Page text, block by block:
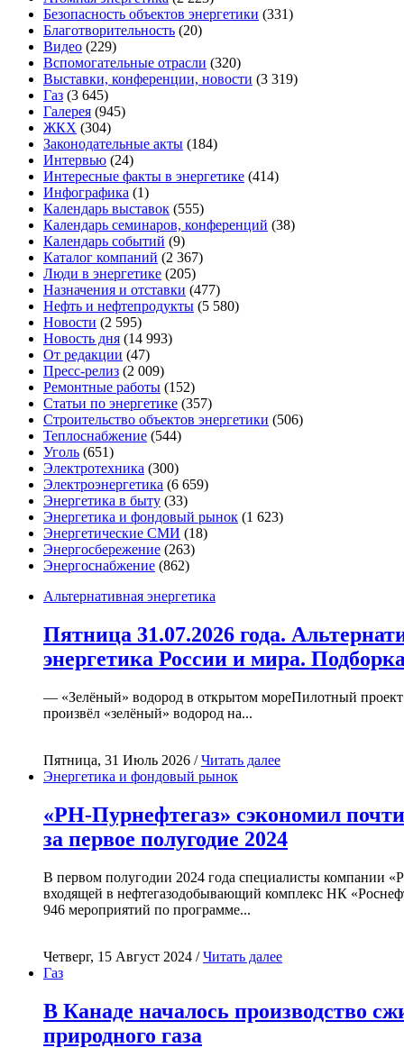
Безопасность объектов энергетики (331)
Благотворительность (20)
Видео (229)
Вспомогательные отрасли (320)
Выставки, конференции, новости (3 319)
Газ (3 645)
Галерея (945)
ЖКХ (304)
Законодательные акты (184)
Интервью (24)
Интересные факты в энергетике (414)
Инфографика (1)
Календарь выставок (555)
Календарь семинаров, конференций (38)
Календарь событий (9)
Каталог компаний (2 367)
Люди в энергетике (205)
Назначения и отставки (477)
Нефть и нефтепродукты (5 580)
Новости (2 595)
Новость дня (14 993)
От редакции (47)
Пресс-релиз (2 009)
Ремонтные работы (152)
Статьи по энергетике (357)
Строительство объектов энергетики (506)
Теплоснабжение (544)
Уголь (651)
Электротехника (300)
Электроэнергетика (6 659)
Энергетика в быту (33)
Энергетика и фондовый рынок (1 623)
Энергетические СМИ (18)
Энергосбережение (263)
Энергоснабжение (862)
Альтернативная энергетика
Пятница 31.07.2026 года.
энергетика России и мира.
— «Зелёный» водород в открытом мореПилотный
произвёл «зелёный» водород на...
Пятница, 31 Июль 2026 /Читать далее
Энергетика и фондовый рынок
«РН-Пурнефтегаз» сэкономил
за первое полугодие 2024
В первом полугодии 2024 года специалисты компании
входящей в нефтегазодобывающий комплекс НК
946 мероприятий по программе...
Четверг, 15 Август 2024 /Читать далее
Газ
В Канаде началось производство
природного газа